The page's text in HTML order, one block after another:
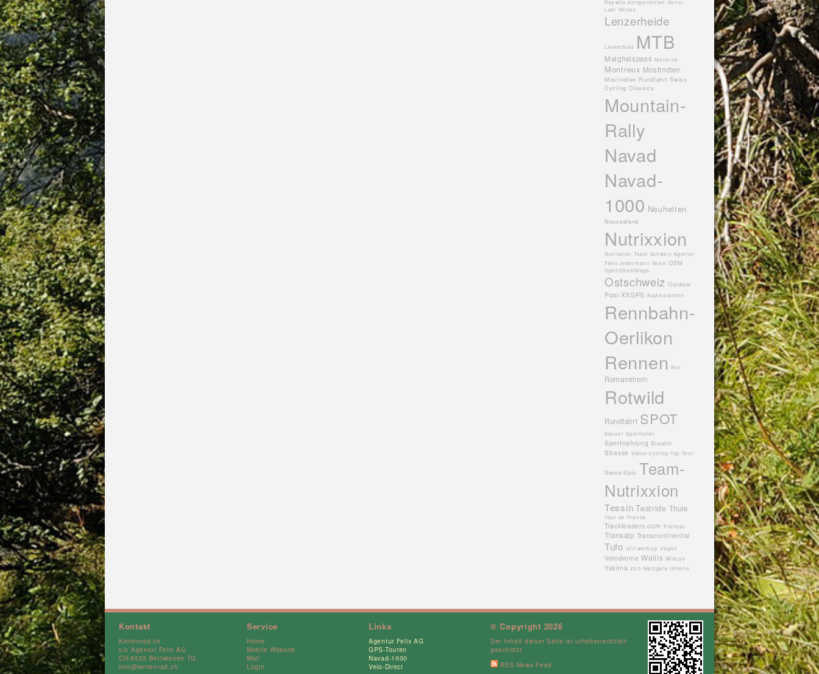
Komponenten Kunst
Lael Wilcox
Lenzerheide
Leukerbad MTB
Maighelspass Mallorca
Montreux Mostindien
Mostindien Rundfahrt Swiss
Cycling Classics
Mountain-
Rally
Navad
Navad-
1000 Neuheiten
Neuseeland
Nutrixxion
Nutrixxion Team Schweiz Agentur
Felix Jedermann-Team OSM
OpenStreetMaps
Ostschweiz Outdoor
Posi-XXGPS Radmarathon
Rennbahn-
Oerlikon
Rennen
Rio
Romanshorn
Rotwild
Rundfahrt SPOT
Sauser Sporthotel
Sportnahrung Stealth
Strasse Swiss-Cycling-Top-Tour
Swiss-Epic Team-
Nutrixxion
Tessin Testride Thule
Tour de France
Trackleaders.com Trailbau
Transalp Transcontinental
Tufo UCI weltcup Vegan
Velodrome Wallis Wilcox
Yakima Züri-Metzgete iPhone
Kontakt
Kettenrad.ch
c/o Agentur Felix AG
CH-9553 Bettwiesen TG
info@kettenrad.ch
Service
Home
Mobile Website
Mail
Login
Links
Agentur Felix AG
GPS-Touren
Navad-1000
Velo-Direct
© Copyright 2026
Der Inhalt dieser Seite ist urheberrechtlich
geschützt.
RSS-News-Feed